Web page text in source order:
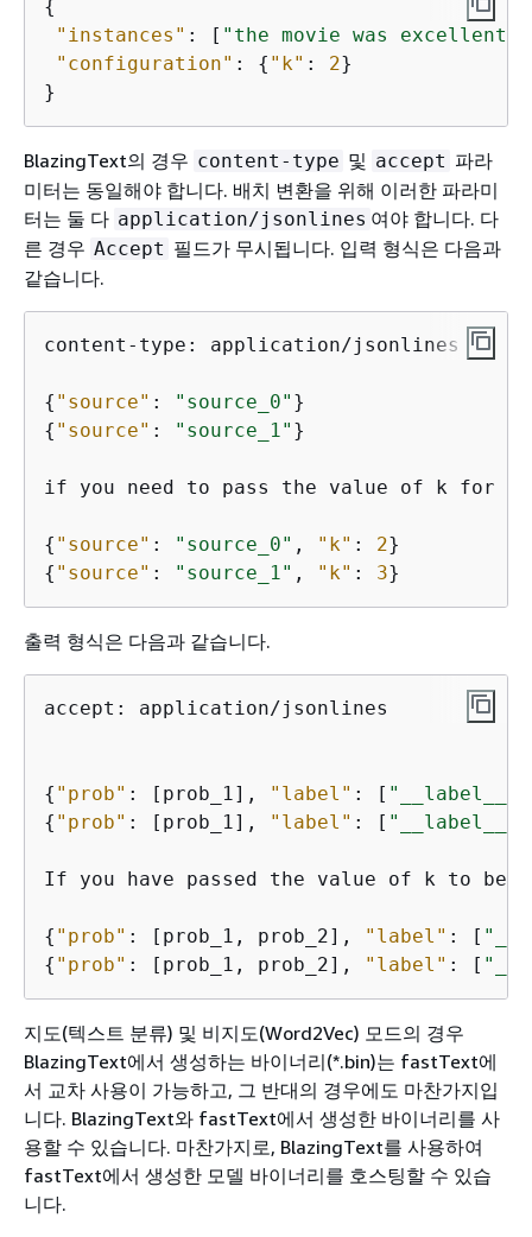
{
"instances" : [ "the movie was excellent"
"configuration" : { "k" : 2}
}
BlazingText의 경우 content-type 및 accept 파라
미터는 동일해야 합니다. 배치 변환을 위해 이러한 파라미
터는 둘 다 application/jsonlines 여야 합니다. 다
른 경우 Accept 필드가 무시됩니다. 입력 형식은 다음과
같습니다.
content-type: application/jsonlines
{ "source" : "source_0"
{ "source" : "source_1" }
if you need to pass the value of k for
{ "source" : "source_0" , "k" : 2
{ "source" : "source_1" , "k" : 3}
출력 형식은 다음과 같습니다.
accept: application/jsonlines
{ "prob" : [prob_1], "label" : [ "__label__1"
{ "prob" : [prob_1], "label" : [ "__label__1"
If you have passed the value of k to be
{ "prob" : [prob_1, prob_2], "label" : [
{ "prob" : [prob_1, prob_2], "label" : [
지도(텍스트 분류) 및 비지도(Word2Vec) 모드의 경우
BlazingText에서 생성하는 바이너리(*.bin)는 fastText에
서 교차 사용이 가능하고, 그 반대의 경우에도 마찬가지입
니다. BlazingText와 fastText에서 생성한 바이너리를 사
용할 수 있습니다. 마찬가지로, BlazingText를 사용하여
fastText에서 생성한 모델 바이너리를 호스팅할 수 있습
니다.